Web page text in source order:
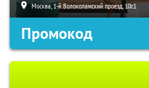
Москва, 1-й Волоколамский проезд, 10с1
Промокод